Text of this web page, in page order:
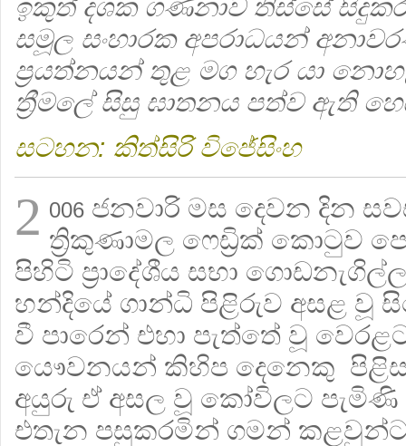
ඉකුත් දශක ගණනාව තිස්සේ
සමූල සංහාරක අපරාධයන්
ප්‍රයත්නයන් තුළ මග හැර යා
ත්‍රීමලේ සිසු ඝාතනය පත්ව ඇති
සටහන: කිත්සිරි විජේසිංහ
2 006 ජනවාරි මස දෙවන දින
ත්‍රිකුණාමල ෆෙඩ්‍රික් කොටුව
පිහිටි ප්‍රාදේශීය සභා ගොඩනැගිල්ල
හන්දියේ ගාන්ධි පිළිරුව අසළ වූ
වී පාරෙන් එහා පැත්තේ වූ
යෞවනයන් කිහිප දෙනෙකු
අයුරු ඒ අසල වූ කෝවිලට පැමිණි
එතැන පසුකරමින් ගමන්